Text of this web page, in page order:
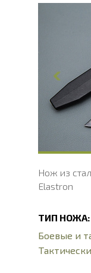
Ширина
Толщина
Ширина
Длина
Толщина
Твердость
Нож из
Elastron
ТИП НОЖА:
Боевые и